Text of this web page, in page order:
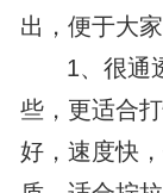
出，便于大家
1、很通
些，更适合
好，速度快